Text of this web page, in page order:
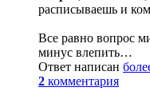
расписываешь и
Все равно вопрос
минус влепить…
Ответ написан
2 комментария